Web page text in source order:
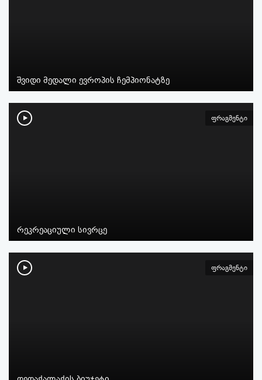
შვიდი მედალი ევროპის ჩემპიონატზე
ფრაგმენტი
რეკრეაციული სივრცე
ფრაგმენტი